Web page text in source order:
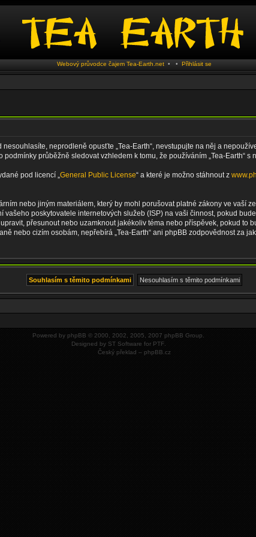
Webový průvodce čajem Tea-Earth.net • • Přihlásit se
neprodleně opusťte „Tea-Earth“, nevstupujte na něj a
průběžně sledovat vzhledem k tomu, že používáním „Tea-Earth“ s
pod licencí „ General Public License“ a které je možno stáhnout z
nebo jiným materiálem, který by mohl porušovat platné zákony ve vaší
poskytovatele internetových služeb (ISP) na vaši činnost, pokud
přesunout nebo uzamknout jakékoliv téma nebo příspěvek, pokud
nebo cizím osobám, nepřebírá „Tea-Earth“ ani phpBB zodpovědnost za
Powered by phpBB © 2000, 2002, 2005, 2007 phpBB Group.
Designed by ST Software for PTF.
Český překlad – phpBB.cz